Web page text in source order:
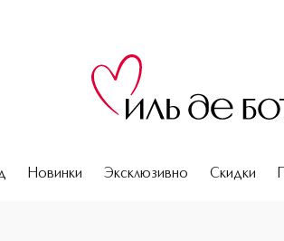
Новинки Эксклюзивно Скидки